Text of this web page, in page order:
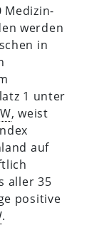
Medizin-
werden
in
1 unter
, weist
auf
aller 35
positive
.